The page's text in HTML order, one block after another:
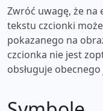
Zwróć uwagę, że
tekstu czcionki
pokazanego na
czcionka nie jest
obsługuje obecnego